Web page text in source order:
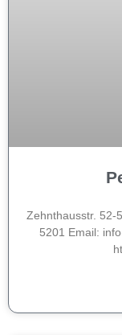
Zehnthausstr. 52-
5201 Email: